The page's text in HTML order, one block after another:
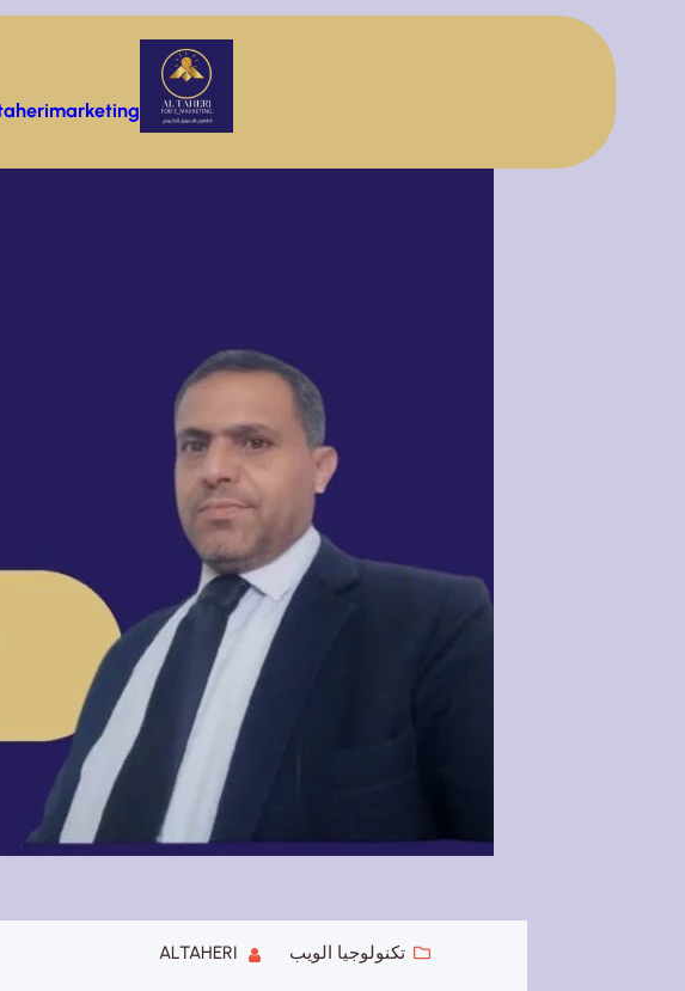
تخطى
إلى
المحتوى
تكنولوجيا الويب ALTAHERI